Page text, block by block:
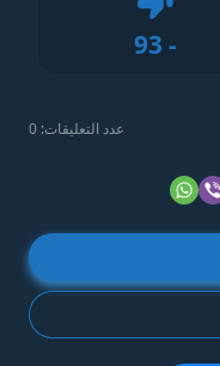
-
93
Dislike
عدد التعليقات: 0